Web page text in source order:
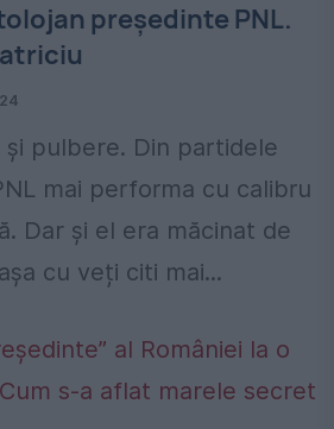
președinte PNL.
și pulbere. Din partidele
mai performa cu calibru
Dar și el era măcinat de
cu veți citi mai...